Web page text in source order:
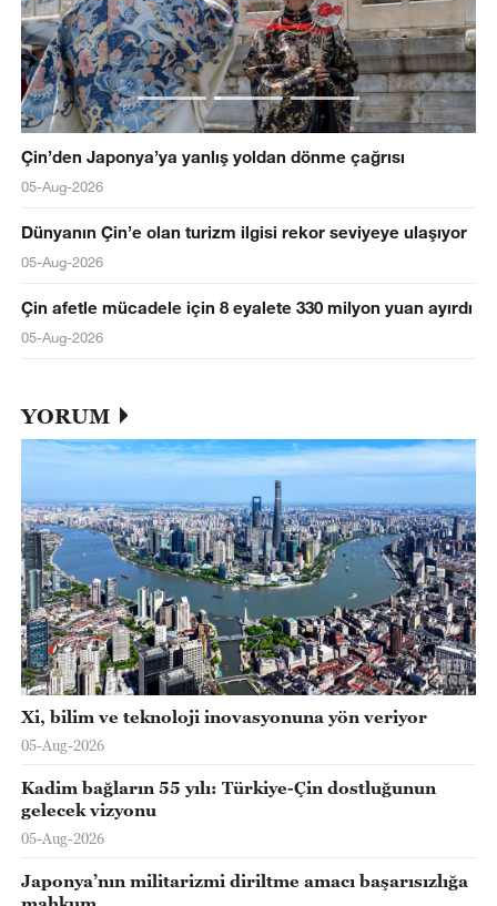
Çin’den Japonya’ya yanlış yoldan dönme çağrısı
05-Aug-2026
Dünyanın Çin’e olan turizm ilgisi rekor seviyeye ulaşıyor
05-Aug-2026
Çin afetle mücadele için 8 eyalete 330 milyon yuan ayırdı
05-Aug-2026
YORUM
Xi, bilim ve teknoloji inovasyonuna yön veriyor
05-Aug-2026
Kadim bağların 55 yılı: Türkiye-Çin dostluğunun
gelecek vizyonu
05-Aug-2026
Japonya’nın militarizmi diriltme amacı başarısızlığa